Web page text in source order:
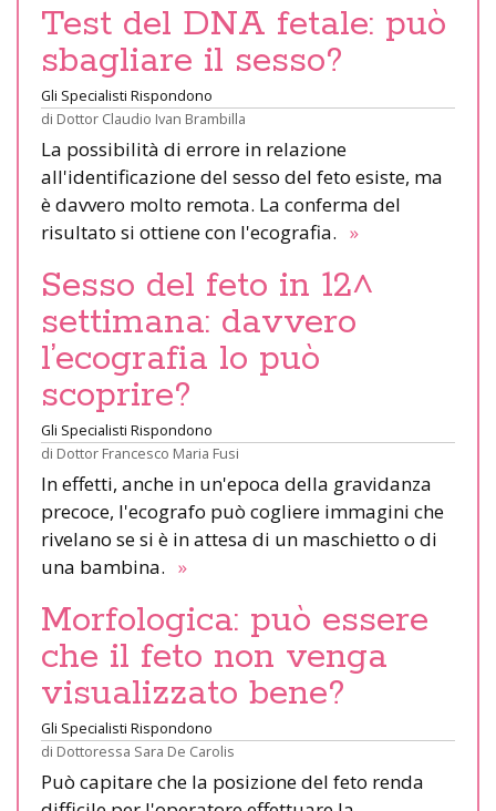
Test del DNA fetale: può
sbagliare il sesso?
Gli Specialisti Rispondono
di Dottor Claudio Ivan Brambilla
La possibilità di errore in relazione
all'identificazione del sesso del feto esiste, ma
è davvero molto remota. La conferma del
risultato si ottiene con l'ecografia. »
Sesso del feto in 12^
settimana: davvero
l’ecografia lo può
scoprire?
Gli Specialisti Rispondono
di Dottor Francesco Maria Fusi
In effetti, anche in un'epoca della gravidanza
precoce, l'ecografo può cogliere immagini che
rivelano se si è in attesa di un maschietto o di
una bambina. »
Morfologica: può essere
che il feto non venga
visualizzato bene?
Gli Specialisti Rispondono
di Dottoressa Sara De Carolis
Può capitare che la posizione del feto renda